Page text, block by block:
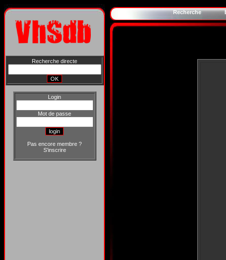
Recherche directe
Login
Mot de passe
Pas encore membre ?
S'inscrire
Recherche